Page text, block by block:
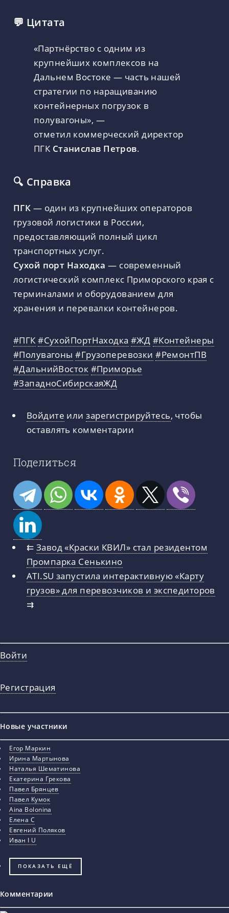
💬 Цитата
«Партнёрство с одним из
крупнейших комплексов на
Дальнем Востоке — часть нашей
стратегии по наращиванию
контейнерных погрузок в
полувагоны», —
отметил коммерческий директор
ПГК Станислав Петров.
🔍 Справка
ПГК — один из крупнейших операторов
грузовой логистики в России,
предоставляющий полный цикл
транспортных услуг.
Сухой порт Находка — современный
логистический комплекс Приморского края с
терминалами и оборудованием для
хранения и перевалки контейнеров.
#ПГК #СухойПортНаходка #ЖД #Контейнеры
#Полувагоны #Грузоперевозки #РемонтПВ
#ДальнийВосток #Приморье
#ЗападноСибирскаяЖД
Войдите илизарегистрируйтесь, чтобы
оставлять комментарии
Поделиться
⇇ Завод «Краски КВИЛ» стал резидентом
Промпарка Сенькино
ATI.SU запустила интерактивную «Карту
грузов» для перевозчиков и экспедиторов
⇉
Войти
Регистрация
Новые участники
Егор Маркин
Ирина Мартынова
Наталья Шематинова
Екатерина Грекова
Павел Брянцев
Павел Кумок
Aina Bolonina
Елена С
Евгений Поляков
Иван I U
ПОКАЗАТЬ ЕЩЁ
Комментарии